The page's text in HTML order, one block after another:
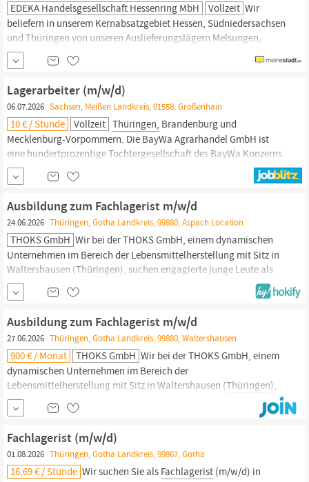
EDEKA Handelsgesellschaft Hessenring MbH Vollzeit Wir
beliefern in unserem Kernabsatzgebiet Hessen, Südniedersachsen
und Thüringen von unseren Auslieferungslägern Melsungen,
Großen-Buseck und Straußfurt die selbständigen EDEKA-
Einzelhändler sowie unsere Regiebetriebe mit Lebensmitteln und
Non-Food Artikeln. Lagerung: ;Sie sind zuständig für die Ein- und
Auslagerung von Waren in verschiedenen...
Lagerarbeiter (m/w/d)
06.07.2026 Sachsen, Meißen Landkreis, 01558, Großenhain
10 € / Stunde Vollzeit Thüringen, Brandenburg und
Mecklenburg-Vorpommern. Die BayWa Agrarhandel GmbH ist
eine hundertprozentige Tochtergesellschaft des BayWa Konzerns.
Willkommen bei der BayWa Agrarhandel GmbH in Großenhain.
Werden Sie Teil des kollegialen BayWa-Teams und bringen Sie
sich bei uns ein als Lagerarbeiter (m/w/d) Als Lagerarbeiter sind
Sie verantwortlich
Ausbildung zum Fachlagerist m/w/d
24.06.2026 Thüringen, Gotha Landkreis, 99880, Aspach Location
THOKS GmbH Wir bei der THOKS GmbH, einem dynamischen
Unternehmen im Bereich der Lebensmittelherstellung mit Sitz in
Waltershausen (Thüringen), suchen engagierte junge Leute als
Auszubildende zum
m/w/d, um unser Logistik-Team
zu verstärken. Mit einer Mitarbeiterzahl zwischen 51 und 200
Ausbildung zum Fachlagerist m/w/d
27.06.2026 Thüringen, Gotha Landkreis, 99880, Waltershausen
900 € / Monat THOKS GmbH Wir bei der THOKS GmbH, einem
dynamischen Unternehmen im Bereich der
Lebensmittelherstellung mit Sitz in Waltershausen (Thüringen),
suchen engagierte junge Leute als Auszubildende zum
Fachlagerist m/w/d, um unser Logistik-Team zu verstärken. Mit
einer Mitarbeiterzahl zwischen 51 und 200 Personen legen wir
großen Wert auf
Fachlagerist (m/w/d)
01.08.2026 Thüringen, Gotha Landkreis, 99867, Gotha
16,69 € / Stunde Wir suchen Sie als Fachlagerist (m/w/d) in